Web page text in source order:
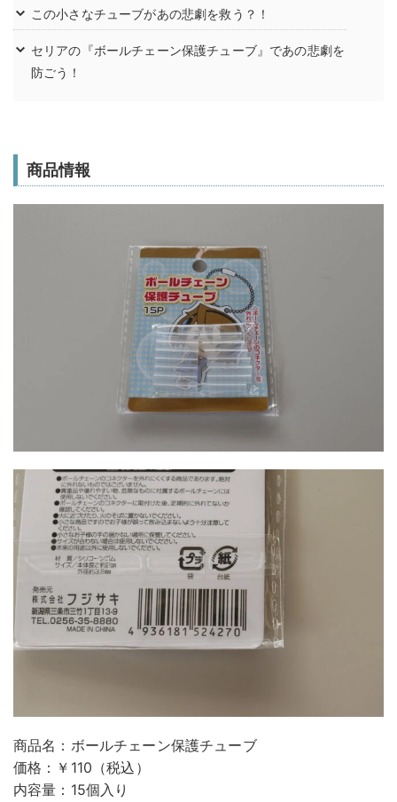
この小さなチューブがあの悲劇を救う？！
セリアの『ボールチェーン保護チューブ』であの悲劇を
防ごう！
商品情報
商品名：ボールチェーン保護チューブ
価格：￥110（税込）
内容量：15個入り